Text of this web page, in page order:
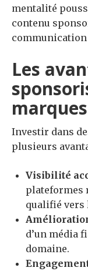
mentalité
contenu
communication
Les
marques
Investir dans
plusieurs
Visibilité
plateformes
qualifié vers
d’un média
domaine.